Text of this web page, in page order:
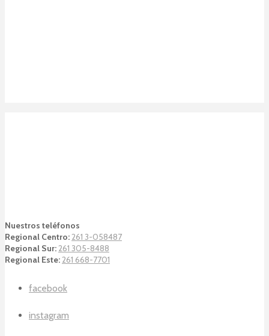
Nuestros teléfonos
Regional Centro: 261 3-058487
Regional Sur: 261 305-8488
Regional Este: 261 668-7701
facebook
instagram